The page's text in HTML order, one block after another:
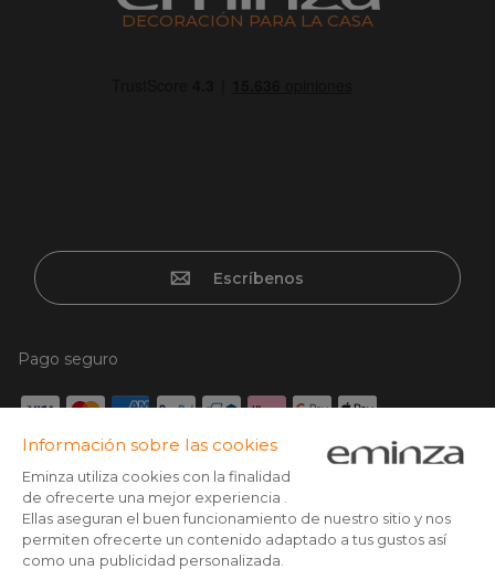
DECORACIÓN PARA LA CASA
Escríbenos
Pago seguro
Tarjeta de crédito, Paypal, Transferencia bancaria, Klarna x3
con tarjeta sin cargos, Google/Apple pay
Síguenos en: